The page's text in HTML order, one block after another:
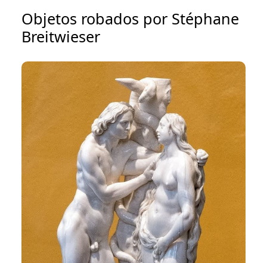
Objetos robados por Stéphane
Breitwieser